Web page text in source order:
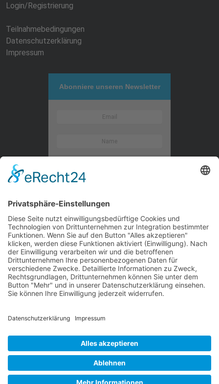
Login/Registrierung
Teilnahmebedingungen
Datenschutzerklärung
Impressum
Abonniere unseren Newsletter
Kontaktieren Sie uns
WalBee
Bizzmade GmbH
Gießereistraße 29
83022 Rosenheim
Tel.:+49 8031 282 09 50
Web:www.walbee.de
© 2025 WalBee. Alle Rechte vorbehalten.